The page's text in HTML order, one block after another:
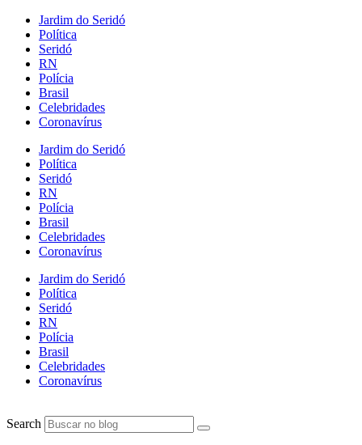
Jardim do Seridó
Política
Seridó
RN
Polícia
Brasil
Celebridades
Coronavírus
Jardim do Seridó
Política
Seridó
RN
Polícia
Brasil
Celebridades
Coronavírus
Jardim do Seridó
Política
Seridó
RN
Polícia
Brasil
Celebridades
Coronavírus
Search